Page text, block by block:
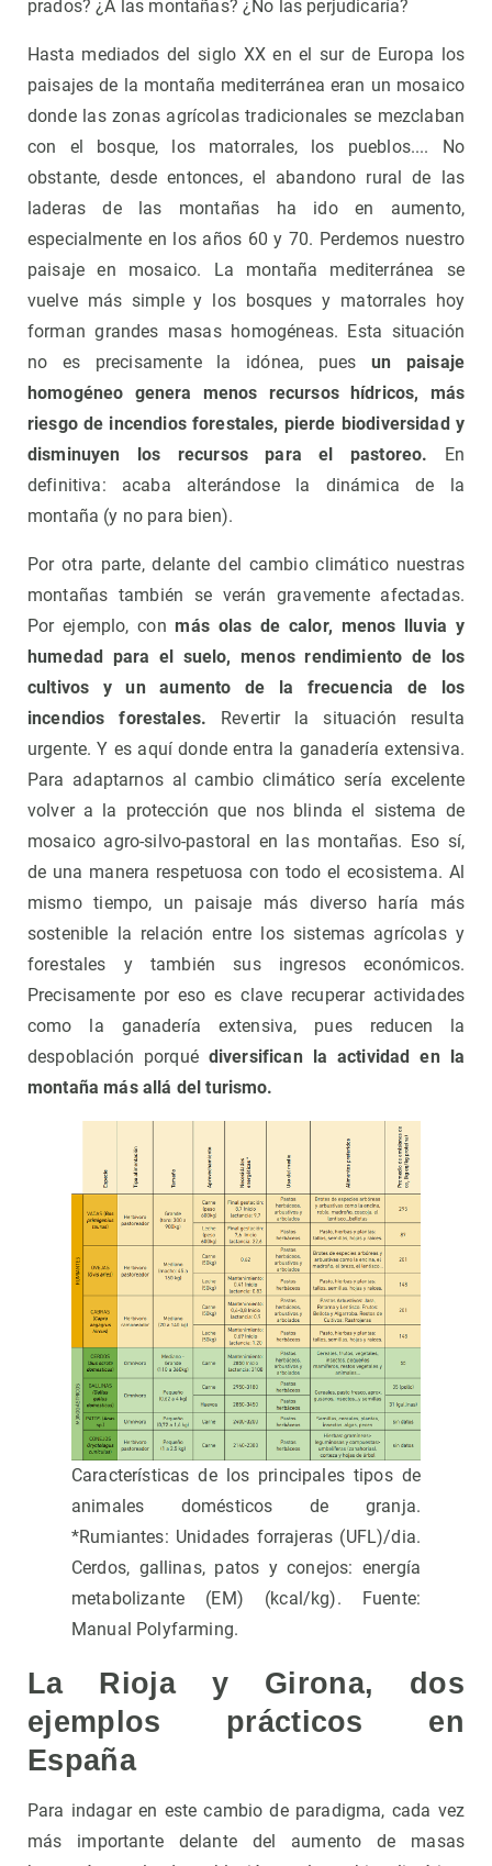
prados? ¿A las montañas? ¿No las perjudicaría?
Hasta mediados del siglo XX en el sur de Europa los
paisajes de la montaña mediterránea eran un mosaico
donde las zonas agrícolas tradicionales se mezclaban
con el bosque, los matorrales, los pueblos.... No
obstante, desde entonces, el abandono rural de las
laderas de las montañas ha ido en aumento,
especialmente en los años 60 y 70. Perdemos nuestro
paisaje en mosaico. La montaña mediterránea se
vuelve más simple y los bosques y matorrales hoy
forman grandes masas homogéneas. Esta situación
no es precisamente la idónea, pues un paisaje
homogéneo genera menos recursos hídricos, más
riesgo de incendios forestales, pierde biodiversidad y
disminuyen los recursos para el pastoreo. En
definitiva: acaba alterándose la dinámica de la
montaña (y no para bien).
Por otra parte, delante del cambio climático nuestras
montañas también se verán gravemente afectadas.
Por ejemplo, conmás olas de calor, menos lluvia y
humedad para el suelo, menos rendimiento de los
cultivos y un aumento de la frecuencia de los
incendios forestales. Revertir la situación resulta
urgente. Y es aquí donde entra la ganadería extensiva.
Para adaptarnos al cambio climático sería excelente
volver a la protección que nos blinda el sistema de
mosaico agro-silvo-pastoral en las montañas. Eso sí,
de una manera respetuosa con todo el ecosistema. Al
mismo tiempo, un paisaje más diverso haría más
sostenible la relación entre los sistemas agrícolas y
forestales y también sus ingresos económicos.
Precisamente por eso es clave recuperar actividades
como la ganadería extensiva, pues reducen la
despoblación porqué diversifican la actividad en la
montaña más allá del turismo.
Características de los principales tipos de
animales domésticos de granja.
*Rumiantes: Unidades forrajeras (UFL)/dia.
Cerdos, gallinas, patos y conejos: energía
metabolizante (EM) (kcal/kg). Fuente:
Manual Polyfarming.
La Rioja y Girona, dos
ejemplos prácticos en
España
Para indagar en este cambio de paradigma, cada vez
más importante delante del aumento de masas